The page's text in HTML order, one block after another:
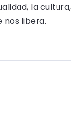
la cultura,
nos libera.